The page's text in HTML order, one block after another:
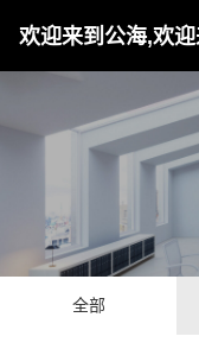
欢迎来到公海,欢
全部